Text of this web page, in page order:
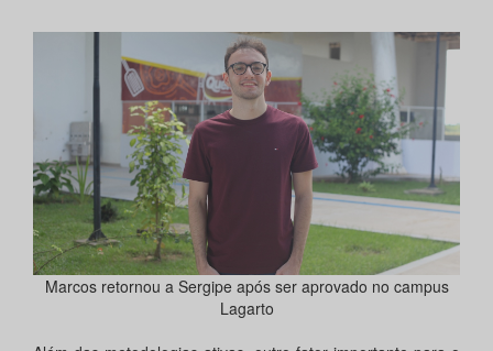
Marcos retornou a Sergipe após ser aprovado no campus
Lagarto